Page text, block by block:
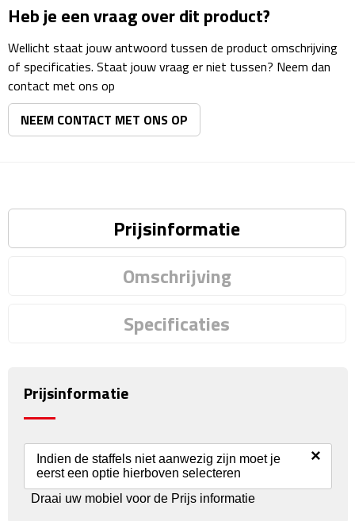
Reizen
Reisbekers
Opbergtasjes
Koffersloten
Bagageriemen
Bagagelabels
Paspoorthouders
Auto Accessoires
Auto luchtverfrissers
Heb je een vraag over dit product?
Wellicht staat jouw antwoord tussen de product omschrijving
of specificaties. Staat jouw vraag er niet tussen? Neem dan
contact met ons op
NEEM CONTACT MET ONS OP
Prijsinformatie
Omschrijving
Specificaties
Prijsinformatie
Indien de staffels niet aanwezig zijn moet je
eerst een optie hierboven selecteren
×
Draai uw mobiel voor de Prijs informatie